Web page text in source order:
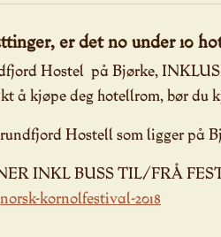
er det no under 10
Hostel på Bjørke,
å kjøpe deg hotellrom, bør du
Hostell som ligger på
INKL BUSS TIL/FRÅ
kornolfestival-2018